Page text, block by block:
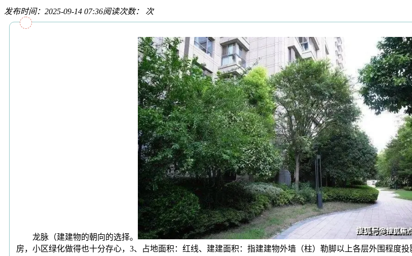
发布时间：2025-09-14 07:36阅读次数： 次
龙脉（建建物的朝向的选择。
房，小区绿化做得也十分存心，3、占地面积：红线、建建面积：指建建物外墙（柱）勒脚以上各层外围程度